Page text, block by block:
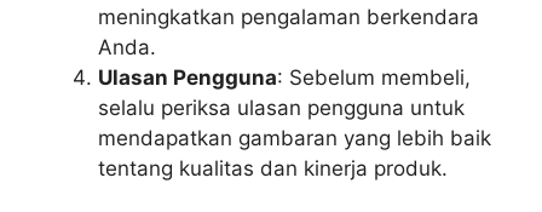
meningkatkan pengalaman berkendara
Anda.
Ulasan Pengguna: Sebelum membeli,
selalu periksa ulasan pengguna untuk
mendapatkan gambaran yang lebih baik
tentang kualitas dan kinerja produk.